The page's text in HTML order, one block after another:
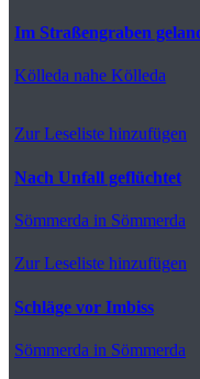
Im Straßengraben
Kölleda nahe Kölleda
Zur Leseliste hinzufügen
Nach Unfall geflüchtet
Sömmerda in Sömmerda
Zur Leseliste hinzufügen
Schläge vor Imbiss
Sömmerda in Sömmerda